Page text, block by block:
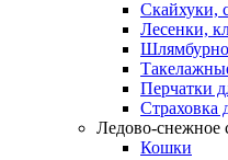
Скайхуки,
Лесенки,
Перчатки
Страховка
Ледово-снежное
Кошки